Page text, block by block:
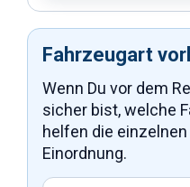
Fahrzeugart
Wenn Du vor dem
sicher bist, welche
helfen die
Einordnung.